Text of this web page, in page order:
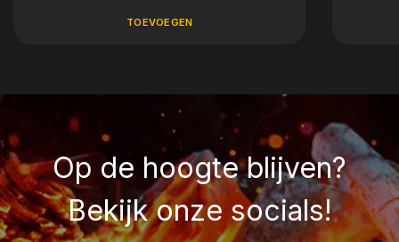
TOEVOEGEN
Op de hoogte blijven?
Bekijk onze socials!